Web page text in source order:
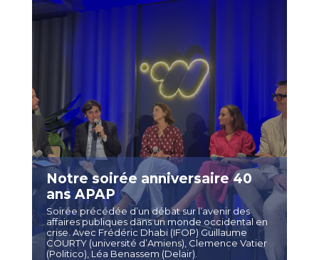
Notre soirée anniversaire 40
ans APAP
Soirée précédée d’un débat sur l’avenir des
affaires publiques dans un monde occidental en
crise. Avec Frédéric Dhabi (IFOP) Guillaume
COURTY (université d’Amiens), Clemence Vatier
(Politico), Léa Benassem (Delair).